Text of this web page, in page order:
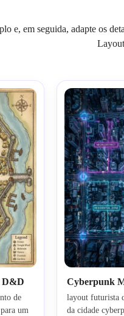
e, em seguida, adapte os
D&D
de
um
Cyberpunk
layout futurista
da cidade